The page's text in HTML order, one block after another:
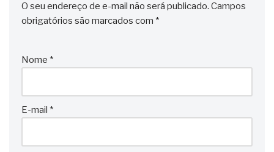
O seu endereço de e-mail não será publicado. Campos
obrigatórios são marcados com *
Nome *
E-mail *